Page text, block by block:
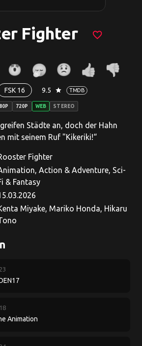
Fighter favorite_border
FSK 16 9.5 star TMDB
720P WEB STEREO
Städte an, doch der Hahn
mit seinem Ruf "Kikeriki!“
Fighter
Action & Adventure, Sci-
& Fantasy
Miyake, Mariko Honda, Hikaru
Animation